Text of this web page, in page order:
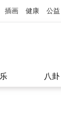
插画 健康 公益
八卦